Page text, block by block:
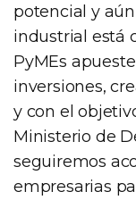
potencial y
industrial está
PyMEs
inversiones,
y con el
Ministerio de
seguiremos
empresarias